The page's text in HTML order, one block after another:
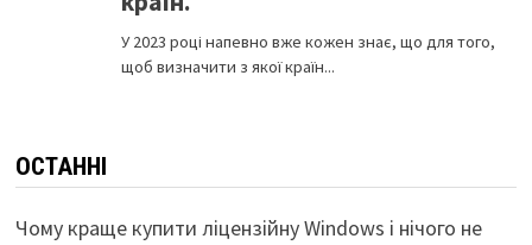
ОСТАННІ
Чому краще купити ліцензійну Windows і нічого не